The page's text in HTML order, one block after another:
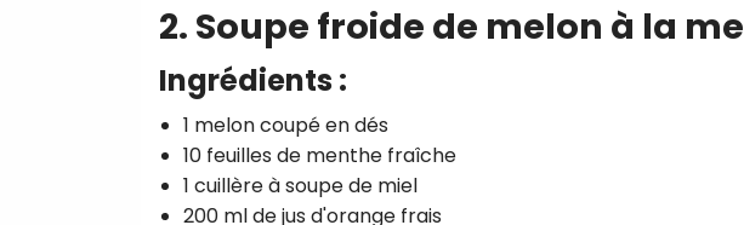
2. Soupe froide de melon à la
Ingrédients :
1 melon coupé en dés
10 feuilles de menthe fraîche
1 cuillère à soupe de miel
200 ml de jus d'orange frais